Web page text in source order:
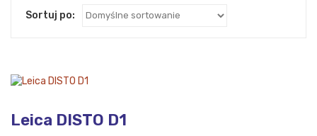
Sortuj po:
Leica DISTO D1